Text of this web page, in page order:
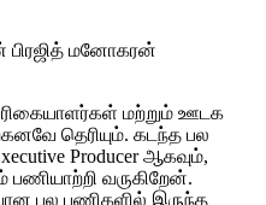
பிரஜித் மனோகரன்
மற்றும் ஊடக
தெரியும். கடந்த பல
Producer ஆகவும்,
பணியாற்றி வருகிறேன்.
பல பணிகளில் இருந்த